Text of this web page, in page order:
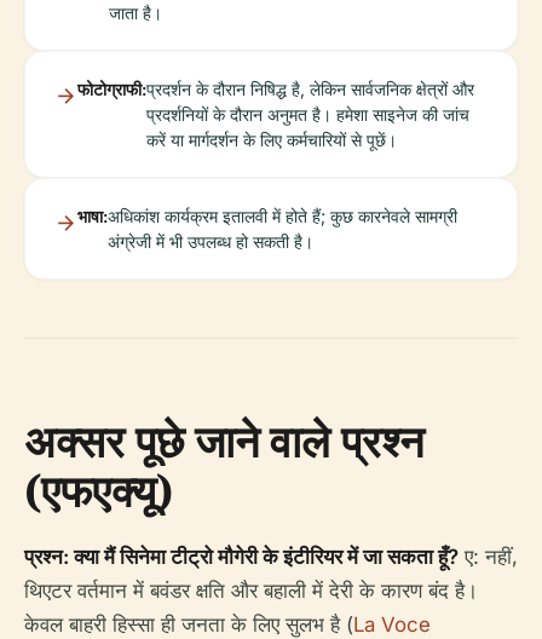
जाता है।
फोटोग्राफी:प्रदर्शन के दौरान निषिद्ध है, लेकिन सार्वजनिक क्षेत्रों और
प्रदर्शनियों के दौरान अनुमत है। हमेशा साइनेज की जांच
करें या मार्गदर्शन के लिए कर्मचारियों से पूछें।
भाषा:अधिकांश कार्यक्रम इतालवी में होते हैं; कुछ कारनेवले सामग्री
अंग्रेजी में भी उपलब्ध हो सकती है।
अक्सर पूछे जाने वाले प्रश्न
(एफएक्यू)
प्रश्न: क्या मैं सिनेमा टीट्रो मौगेरी के इंटीरियर में जा सकता हूँ? ए: नहीं,
थिएटर वर्तमान में बवंडर क्षति और बहाली में देरी के कारण बंद है।
केवल बाहरी हिस्सा ही जनता के लिए सुलभ है (La Voce